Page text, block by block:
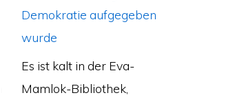
Demokratie aufgegeben
wurde
Es ist kalt in der Eva-
Mamlok-Bibliothek,